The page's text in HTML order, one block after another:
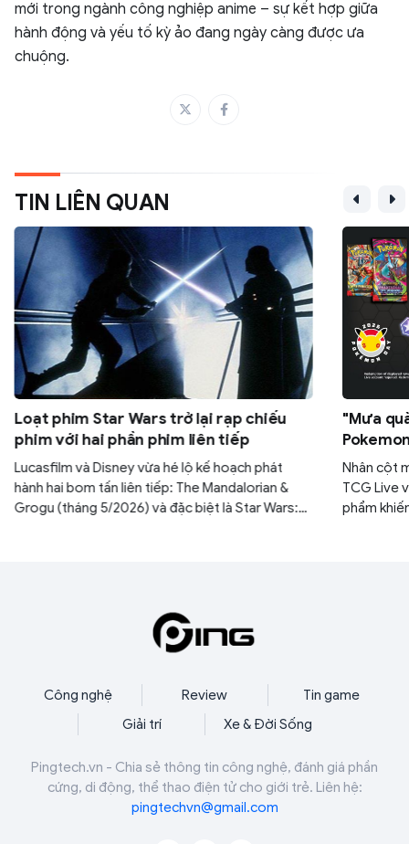
mới trong ngành công nghiệp anime – sự kết hợp giữa
hành động và yếu tố kỳ ảo đang ngày càng được ưa
chuộng.
TIN LIÊN QUAN
Loạt phim Star Wars trở lại rạp chiếu
phim với hai phần phim liên tiếp
Lucasfilm và Disney vừa hé lộ kế hoạch phát
hành hai bom tấn liên tiếp: The Mandalorian &
Grogu (tháng 5/2026) và đặc biệt là Star Wars:
"Mưa
30 gói
Nhân cột
TCG Live
phẩm
Công nghệ Review
Tin game
Giải trí
Xe & Đời Sống
Pingtech.vn - Chia sẻ thông tin công nghệ, đánh giá phần
cứng, di động, thể thao điện tử cho giới trẻ. Liên hệ:
pingtechvn@gmail.com